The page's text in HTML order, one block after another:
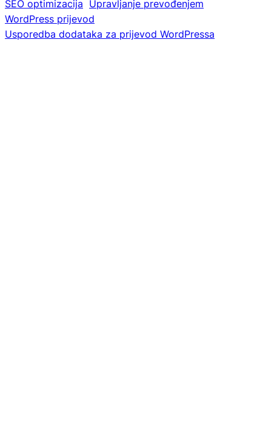
SEO optimizacija Upravljanje prevođenjem
WordPress prijevod
Usporedba dodataka za prijevod WordPressa